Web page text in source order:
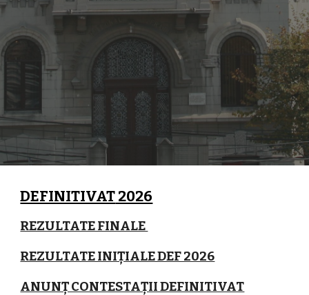
DEFINITIVAT2026
REZULTATE FINALE
REZULTATE INIȚIALE DEF 2026
ANUNȚ CONTESTAȚII DEFINITIVAT